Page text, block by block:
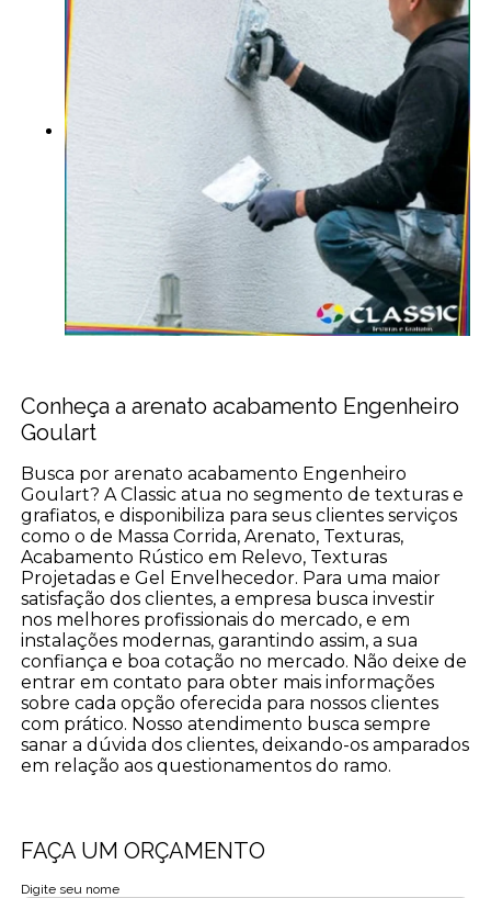
Conheça a arenato acabamento Engenheiro
Goulart
Busca por arenato acabamento Engenheiro
Goulart? A Classic atua no segmento de texturas e
grafiatos, e disponibiliza para seus clientes serviços
como o de Massa Corrida, Arenato, Texturas,
Acabamento Rústico em Relevo, Texturas
Projetadas e Gel Envelhecedor. Para uma maior
satisfação dos clientes, a empresa busca investir
nos melhores profissionais do mercado, e em
instalações modernas, garantindo assim, a sua
confiança e boa cotação no mercado. Não deixe de
entrar em contato para obter mais informações
sobre cada opção oferecida para nossos clientes
com prático. Nosso atendimento busca sempre
sanar a dúvida dos clientes, deixando-os amparados
em relação aos questionamentos do ramo.
FAÇA UM ORÇAMENTO
Digite seu nome